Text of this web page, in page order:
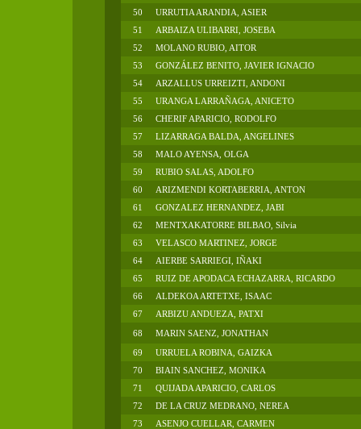
50
URRUTIA ARANDIA, ASIER
51
ARBAIZA ULIBARRI, JOSEBA
52
MOLANO RUBIO, AITOR
53
GONZÁLEZ BENITO, JAVIER IGNACIO
54
ARZALLUS URREIZTI, ANDONI
55
URANGA LARRAÑAGA, ANICETO
56
CHERIF APARICIO, RODOLFO
57
LIZARRAGA BALDA, ANGELINES
58
MALO AYENSA, OLGA
59
RUBIO SALAS, ADOLFO
60
ARIZMENDI KORTABERRIA, ANTON
61
GONZALEZ HERNANDEZ, JABI
62
MENTXAKATORRE BILBAO, Silvia
63
VELASCO MARTINEZ, JORGE
64
AIERBE SARRIEGI, IÑAKI
65
RUIZ DE APODACA ECHAZARRA, RICARDO
66
ALDEKOA ARTETXE, ISAAC
67
ARBIZU ANDUEZA, PATXI
68
MARIN SAENZ, JONATHAN
69
URRUELA ROBINA, GAIZKA
70
BIAIN SANCHEZ, MONIKA
71
QUIJADA APARICIO, CARLOS
72
DE LA CRUZ MEDRANO, NEREA
73
ASENJO CUELLAR, CARMEN